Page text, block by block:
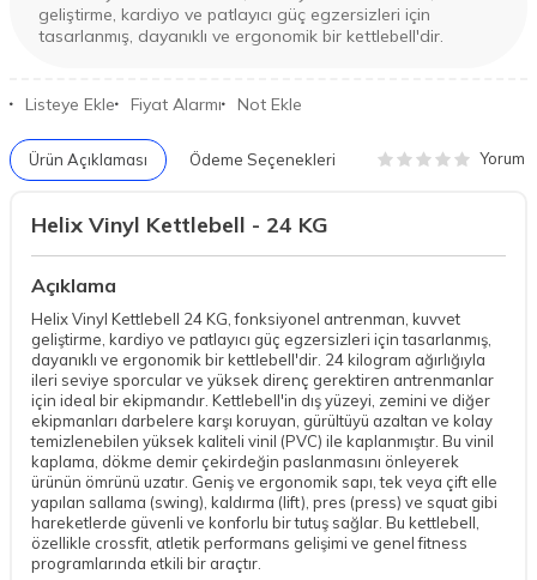
geliştirme, kardiyo ve patlayıcı güç egzersizleri için
tasarlanmış, dayanıklı ve ergonomik bir kettlebell'dir.
Listeye Ekle Fiyat Alarmı Not Ekle
Ürün Açıklaması Ödeme Seçenekleri Yorum
Helix Vinyl Kettlebell - 24 KG
Açıklama
Helix Vinyl Kettlebell 24 KG, fonksiyonel antrenman, kuvvet
geliştirme, kardiyo ve patlayıcı güç egzersizleri için tasarlanmış,
dayanıklı ve ergonomik bir kettlebell'dir. 24 kilogram ağırlığıyla
ileri seviye sporcular ve yüksek direnç gerektiren antrenmanlar
için ideal bir ekipmandır. Kettlebell'in dış yüzeyi, zemini ve diğer
ekipmanları darbelere karşı koruyan, gürültüyü azaltan ve kolay
temizlenebilen yüksek kaliteli vinil (PVC) ile kaplanmıştır. Bu vinil
kaplama, dökme demir çekirdeğin paslanmasını önleyerek
ürünün ömrünü uzatır. Geniş ve ergonomik sapı, tek veya çift elle
yapılan sallama (swing), kaldırma (lift), pres (press) ve squat gibi
hareketlerde güvenli ve konforlu bir tutuş sağlar. Bu kettlebell,
özellikle crossfit, atletik performans gelişimi ve genel fitness
programlarında etkili bir araçtır.